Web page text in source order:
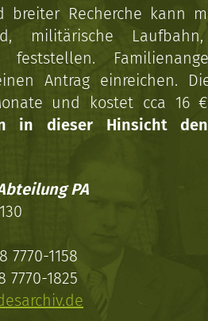
breiter Recherche kann
militärische
feststellen.
Antrag einreichen.
und kostet cca 16
in dieser Hinsicht den
PA
7770-1158
7770-1825